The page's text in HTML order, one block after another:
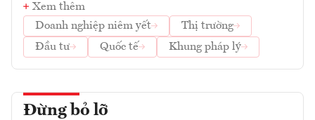
Xem thêm
Doanh nghiệp niêm yết
Thị trường
Đầu tư
Quốc tế Khung pháp lý
Đừng bỏ lỡ